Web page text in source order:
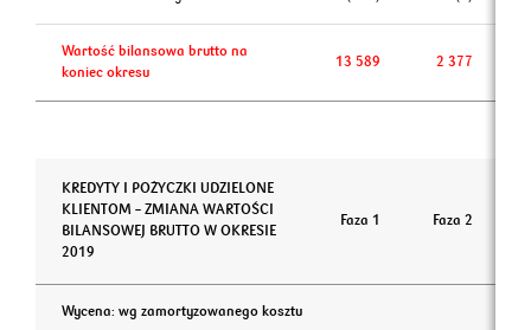
Wartość bilansowa brutto na
koniec okresu
13 589 2 377
KREDYTY I POŻYCZKI UDZIELONE
KLIENTOM – ZMIANA WARTOŚCI
BILANSOWEJ BRUTTO W OKRESIE
2019
Faza 1 Faza 2
Wycena: wg zamortyzowanego kosztu